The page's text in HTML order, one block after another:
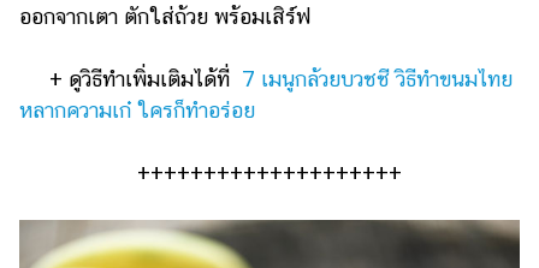
ออกจากเตา ตักใส่ถ้วย พร้อมเสิร์ฟ
+ ดูวิธีทำเพิ่มเติมได้ที่ 7 เมนูกล้วยบวชชี วิธีทำขนมไทย
หลากความเก๋ ใครก็ทำอร่อย
++++++++++++++++++++